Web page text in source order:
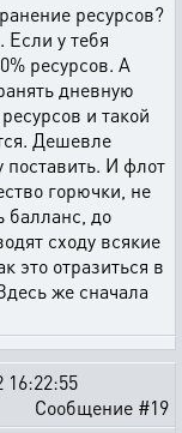
ресурсов?
Если у тебя
ресурсов. А
дневную
и такой
Дешевле
И флот
горючки, не
балланс, до
сходу всякие
это отразиться в
же сначала
16:22:55
Сообщение #19